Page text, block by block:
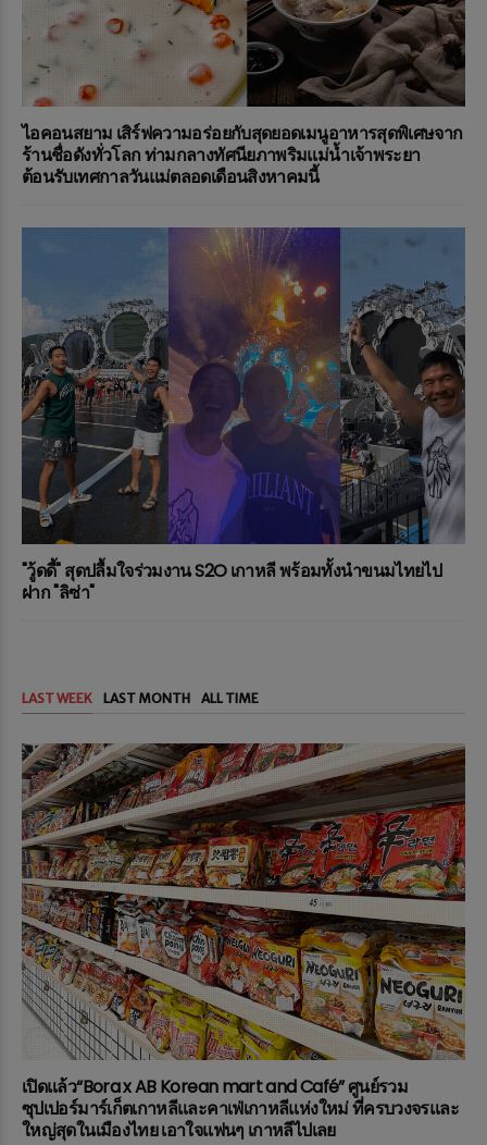
ไอคอนสยาม เสิร์ฟความอร่อยกับสุดยอดเมนูอาหารสุดพิเศษจาก
ร้านชื่อดังทั่วโลก ท่ามกลางทัศนียภาพริมแม่น้ำเจ้าพระยา
ต้อนรับเทศกาลวันแม่ตลอดเดือนสิงหาคมนี้
"วู้ดดี้" สุดปลื้มใจร่วมงาน S2O เกาหลี พร้อมทั้งนำขนมไทยไป
ฝาก "ลิซ่า"
LAST WEEK LAST MONTH ALL TIME
เปิดแล้ว“Bora x AB Korean mart and Café” ศูนย์รวม
ซุปเปอร์มาร์เก็ตเกาหลีและคาเฟ่เกาหลีแห่งใหม่ ที่ครบวงจรและ
ใหญ่สุดในเมืองไทย เอาใจแฟนๆ เกาหลีไปเลย